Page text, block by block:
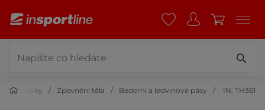
pomůcky Zpevnění těla Bederní a ledvinové pásy IN: TH361